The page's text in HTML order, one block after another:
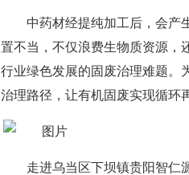
中药材经提纯加工后，会产
置不当，不仅浪费生物质资源，
行业绿色发展的固废治理难题。
治理路径，让有机固废实现循环
走进乌当区下坝镇贵阳智仁